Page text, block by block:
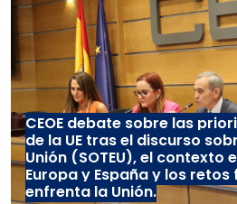
CEOE debate sobre las
de la UE tras el discurso
Unión (SOTEU), el
Europa y España y los
enfrenta la Unión.